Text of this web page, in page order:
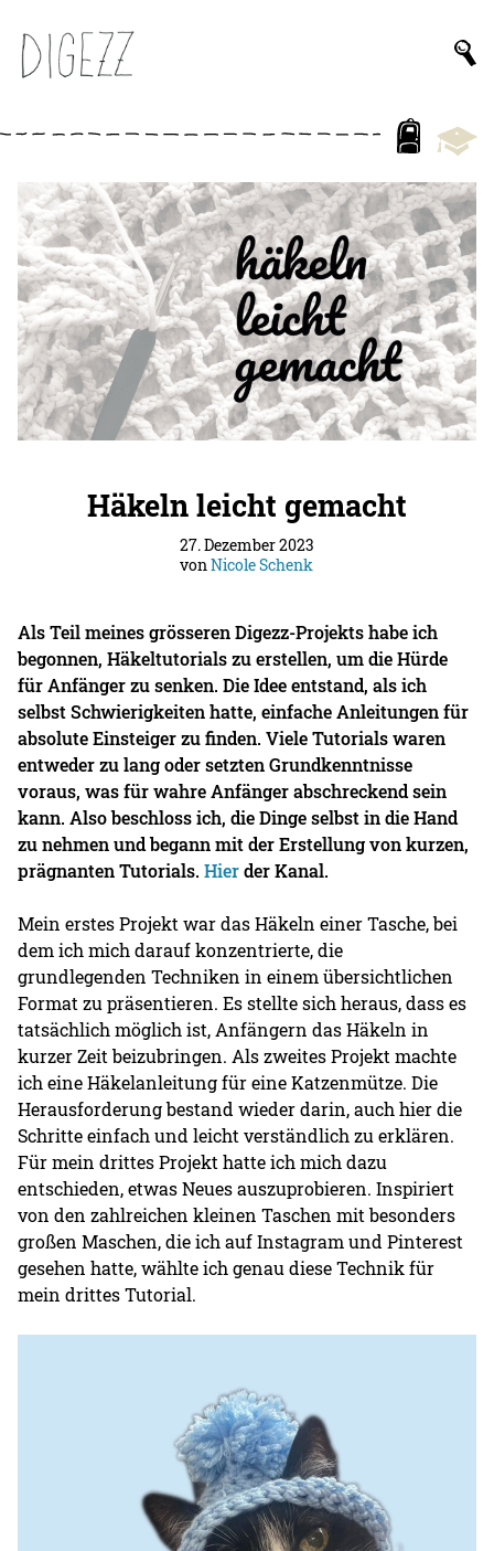
Häkeln leicht gemacht
27. Dezember 2023
vonNicole Schenk
Als Teil meines grösseren Digezz-Projekts habe ich
begonnen, Häkeltutorials zu erstellen, um die Hürde
für Anfänger zu senken. Die Idee entstand, als ich
selbst Schwierigkeiten hatte, einfache Anleitungen für
absolute Einsteiger zu finden. Viele Tutorials waren
entweder zu lang oder setzten Grundkenntnisse
voraus, was für wahre Anfänger abschreckend sein
kann. Also beschloss ich, die Dinge selbst in die Hand
zu nehmen und begann mit der Erstellung von kurzen,
prägnanten Tutorials.Hierder Kanal.
Mein erstes Projekt war das Häkeln einer Tasche, bei
dem ich mich darauf konzentrierte, die
grundlegenden Techniken in einem übersichtlichen
Format zu präsentieren. Es stellte sich heraus, dass es
tatsächlich möglich ist, Anfängern das Häkeln in
kurzer Zeit beizubringen. Als zweites Projekt machte
ich eine Häkelanleitung für eine Katzenmütze. Die
Herausforderung bestand wieder darin, auch hier die
Schritte einfach und leicht verständlich zu erklären.
Für mein drittes Projekt hatte ich mich dazu
entschieden, etwas Neues auszuprobieren. Inspiriert
von den zahlreichen kleinen Taschen mit besonders
großen Maschen, die ich auf Instagram und Pinterest
gesehen hatte, wählte ich genau diese Technik für
mein drittes Tutorial.